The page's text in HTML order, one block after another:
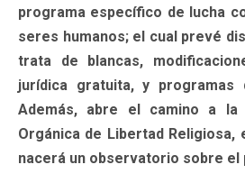
programa específico de lucha
seres humanos; el cual prevé
trata de blancas,
jurídica gratuita, y programas
Además, abre el camino a
Orgánica de Libertad Religiosa,
nacerá un observatorio sobre